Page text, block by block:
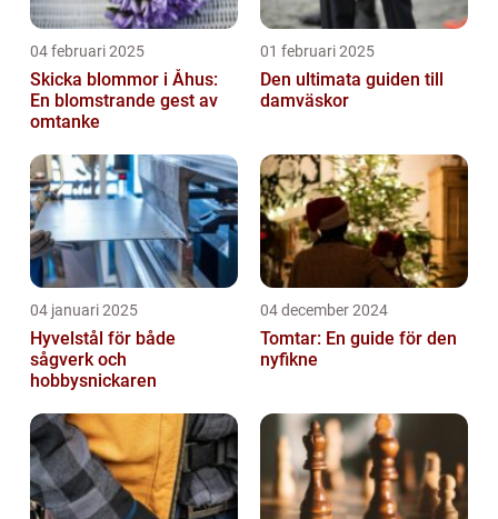
04 februari 2025
Skicka blommor i Åhus:
En blomstrande gest av
omtanke
01 februari 2025
Den ultimata guiden till
damväskor
04 januari 2025
Hyvelstål för både
sågverk och
hobbysnickaren
04 december 2024
Tomtar: En guide för den
nyfikne